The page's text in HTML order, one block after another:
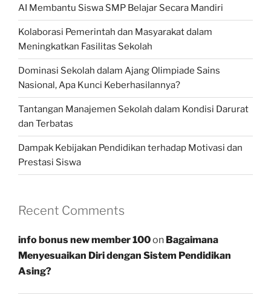
AI Membantu Siswa SMP Belajar Secara Mandiri
Kolaborasi Pemerintah dan Masyarakat dalam
Meningkatkan Fasilitas Sekolah
Dominasi Sekolah dalam Ajang Olimpiade Sains
Nasional, Apa Kunci Keberhasilannya?
Tantangan Manajemen Sekolah dalam Kondisi Darurat
dan Terbatas
Dampak Kebijakan Pendidikan terhadap Motivasi dan
Prestasi Siswa
Recent Comments
info bonus new member 100on Bagaimana
Menyesuaikan Diri dengan Sistem Pendidikan
Asing?